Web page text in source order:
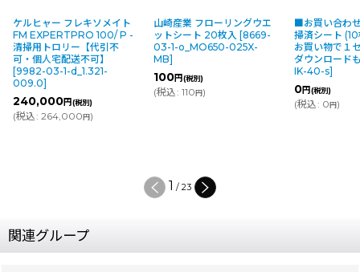
ケルヒャー フレキソメイト
FM EXPERTPRO 100/ P -
清掃用トロリー【代引不
可・個人宅配送不可】
[9982-03-1-d_1.321-
009.0]
240,000円(税別)
(税込: 264,000円)
山崎産業 フローリングウエ
ットシート 20枚入 [8669-
03-1-o_MO650-025X-
MB]
100円(税別)
(税込: 110円)
■お買い合わ
掃済シート
お買い物で１
ダウンロード
IK-40-s]
0円(税別)
(税込: 0円)
1 / 23
関連グループ